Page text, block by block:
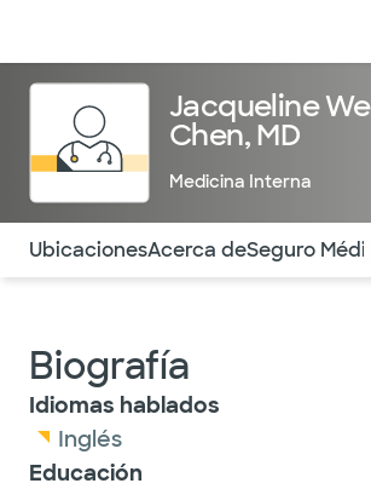
Jacqueline
Chen, MD
Medicina Interna
Utilice esta navegación para saltar
UbicacionesAcerca deSeguro
Biografía
Idiomas hablados
Inglés
Educación